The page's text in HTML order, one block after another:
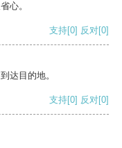
心。
支持[0] 反对[0]
达目的地。
支持[0] 反对[0]